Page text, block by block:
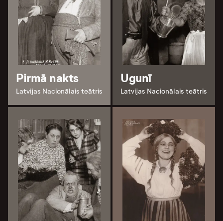
Pirmā nakts
Latvijas Nacionālais teātris
Ugunī
Latvijas Nacionālais teātris